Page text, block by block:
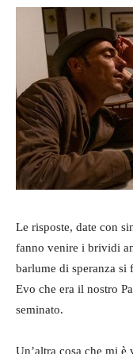
Le risposte, date con
fanno venire i brividi
barlume di speranza si
Evo che era il nostro
seminato.
Un’altra cosa che mi